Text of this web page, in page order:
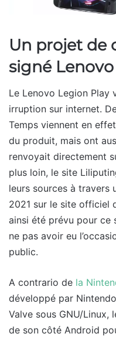
Un projet de
signé Lenovo
Le Lenovo Legion Play
irruption sur internet.
Temps viennent en
du produit, mais ont
renvoyait directement
plus loin, le site
leurs sources à travers
2021 sur le site officiel
ainsi été prévu pour ce
ne pas avoir eu
public.
A contrario de la
développé par
Valve sous GNU/Linux,
de son côté Android